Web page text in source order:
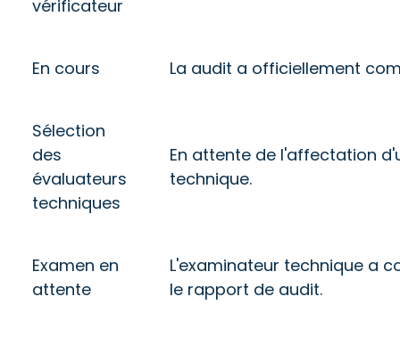
vérificateur
En cours La audit a officiellement
Sélection
des
évaluateurs
techniques
En attente de l'affectation
technique.
Examen en
attente
L'examinateur technique a
le rapport de audit.